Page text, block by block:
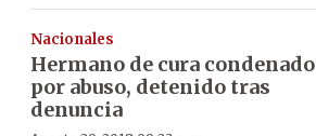
Nacionales
Hermano de cura condenado
por abuso, detenido tras
denuncia